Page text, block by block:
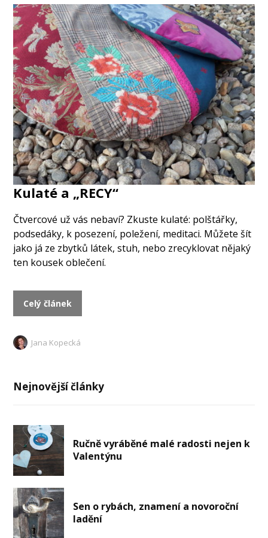
Kulaté a „RECY“
Čtvercové už vás nebaví? Zkuste kulaté: polštářky,
podsedáky, k posezení, poležení, meditaci. Můžete šít
jako já ze zbytků látek, stuh, nebo zrecyklovat nějaký
ten kousek oblečení.
Celý článek
Jana Kopecká
Nejnovější články
Ručně vyráběné malé radosti nejen k
Valentýnu
Sen o rybách, znamení a novoroční
ladění